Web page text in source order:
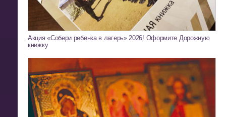
Акция «Собери ребенка в лагерь» 2026! Оформите Дорожную
книжку